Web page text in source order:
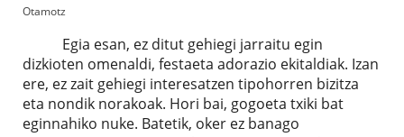
Otamotz
Egia esan, ez ditut gehiegi jarraitu egin
dizkioten omenaldi, festaeta adorazio ekitaldiak. Izan
ere, ez zait gehiegi interesatzen tipohorren bizitza
eta nondik norakoak. Hori bai, gogoeta txiki bat
eginnahiko nuke. Batetik, oker ez banago